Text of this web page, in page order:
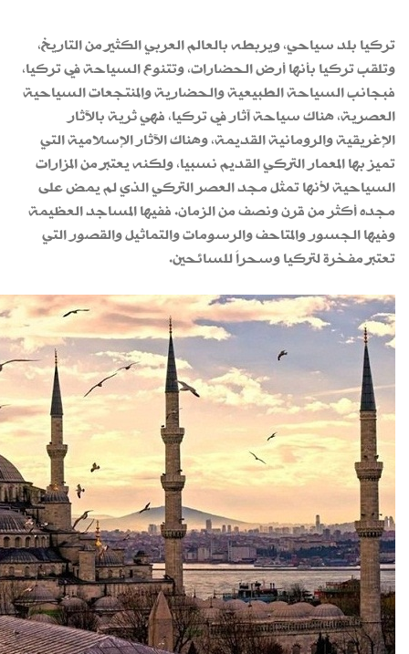
تركيا بلد سياحي، ويربطه بالعالم العربي الكثير من التاريخ،
وتلقب تركيا بأنها أرض الحضارات، وتتنوع السياحة في تركيا،
فبجانب السياحة الطبيعية والحضارية والمنتجعات السياحية
العصرية، هناك سياحة آثار في تركيا، فهي ثرية بالآثار
الإغريقية والرومانية القديمة، وهناك الآثار الإسلامية التي
تميز بها المعمار التركي القديم نسبيا، ولكنه يعتبر من المزارات
السياحية لأنها تمثل مجد العصر التركي الذي لم يمض على
مجده أكثر من قرن ونصف من الزمان. ففيها المساجد العظيمة
وفيها الجسور والمتاحف والرسومات والتماثيل والقصور التي
تعتبر مفخرة لتركيا وسحراً للسائحين.